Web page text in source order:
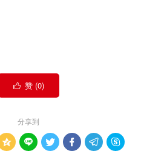
 赞 (0)
分享到
     